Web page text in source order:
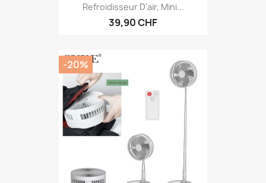
Refroidisseur D'air, Mini...
39,90 CHF
-20%